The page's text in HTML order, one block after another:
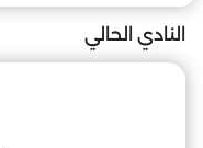
النادي الحالي